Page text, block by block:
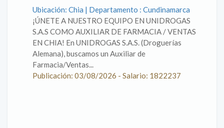
Ubicación: Chia | Departamento : Cundinamarca
¡ÚNETE A NUESTRO EQUIPO EN UNIDROGAS
S.A.S COMO AUXILIAR DE FARMACIA / VENTAS
EN CHIA! En UNIDROGAS S.A.S. (Droguerías
Alemana), buscamos un Auxiliar de
Farmacia/Ventas...
Publicación: 03/08/2026 - Salario: 1822237